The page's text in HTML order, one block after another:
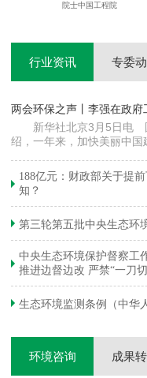
院士中国工程院
行业资讯 专委
两会环保之声丨李强在政
新华社北京3月5日电
绍，一年来，加快美丽中国建设
浓度下降…
188亿元：财政部关于提
知？
第三轮第五批中央生态环
中央生态环境保护督察工
推进边督边改 严禁“一刀
生态环境监测条例（中华
环境咨询 成果